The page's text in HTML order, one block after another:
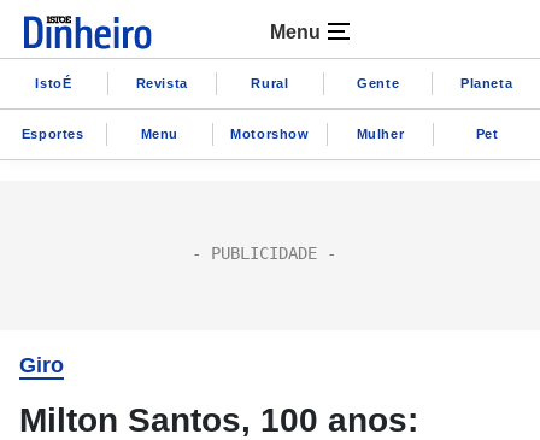
Menu
IstoÉ Revista Rural Gente Planeta
Esportes Menu Motorshow Mulher Pet
Giro
Milton Santos, 100 anos: